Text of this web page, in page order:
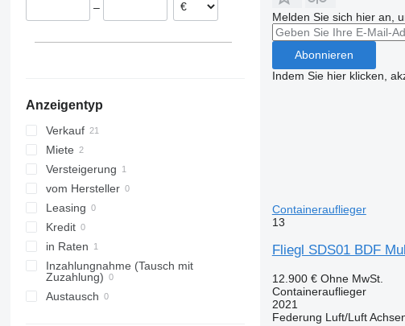
Litauen
–
Anzeigentyp
Verkauf
Miete
Versteigerung
vom Hersteller
Leasing
Kredit
in Raten
Inzahlungnahme (Tausch mit
Zuzahlung)
Austausch
Melden Sie sich hier an,
Abonnieren
Indem Sie hier klicken,
Containerauflieger
13
Fliegl SDS01 BDF
12.900 € Ohne MwSt.
Containerauflieger
2021
Federung Luft/Luft